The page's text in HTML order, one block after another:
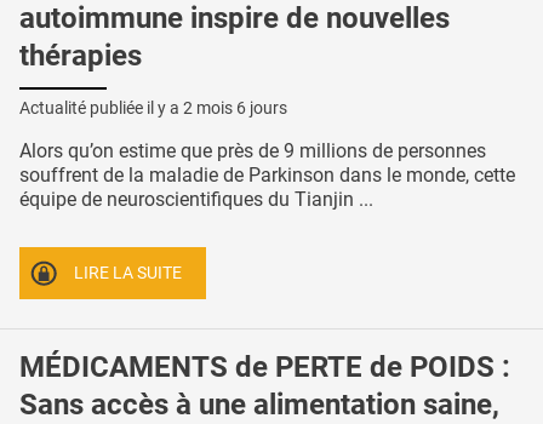
autoimmune inspire de nouvelles
thérapies
Actualité publiée il y a 2 mois 6 jours
Alors qu’on estime que près de 9 millions de personnes
souffrent de la maladie de Parkinson dans le monde, cette
équipe de neuroscientifiques du Tianjin ...
LIRE LA SUITE
MÉDICAMENTS de PERTE de POIDS :
Sans accès à une alimentation saine,